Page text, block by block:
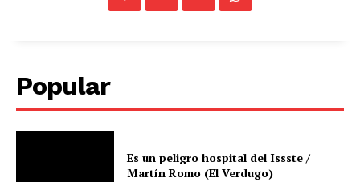
Popular
Es un peligro hospital del Issste /
Martín Romo (El Verdugo)